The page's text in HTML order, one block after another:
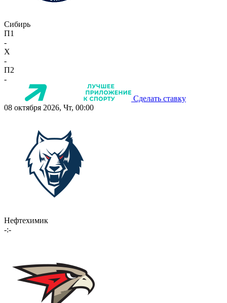
Сибирь
П1
-
X
-
П2
-
Сделать ставку
08 октября 2026, Чт, 00:00
Нефтехимик
-:-